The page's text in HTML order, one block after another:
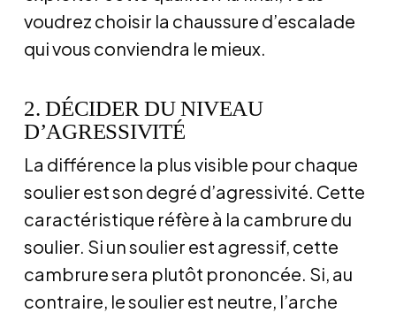
voudrez choisir la chaussure d’escalade
qui vous conviendra le mieux.
2. DÉCIDER DU NIVEAU
D’AGRESSIVITÉ
La différence la plus visible pour chaque
soulier est son degré d’agressivité. Cette
caractéristique réfère à la cambrure du
soulier. Si un soulier est agressif, cette
cambrure sera plutôt prononcée. Si, au
contraire, le soulier est neutre, l’arche